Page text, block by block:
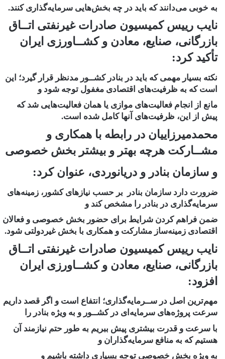
به خوبی می‌دانند که باید در چه بخش‌هایی سرمایه‌گذاری کنند.
نایب رییس کمیسیون صادرات غیرنفتی اتــاق
بازرگانی، صنایع، معادن و کشــاورزی ایران
تأکید کرد:
نکته بسیار مهمی که باید در بنادر کشــور مدنظر قرار گیرد؛ این
است که به ظرفیت‌های اقتصادی مغفول توجه شود و
مانع از انجام فعالیت‌های موازی یا همان فعالیت‌هایی شد که
پیش از این، ظرفیت‌های آنها کامل شده است.
محمدمیرزاییان در رابطه با همکاری و
مشــارکت هرچه بهتر و بیشتر بخش خصوصی
و سازمان بنادر و دریانوردی، عنوان کرد:
ضرورت دارد سازمان بنادر بر حسب نیازهای کشور، زمینه‌های
سرمایه‌گذاری در بنادر را مشخص کند و
ضمن فراهم کردن شرایط برای حضور بخش خصوصی و فعالان
اقتصادی زمینه‌ساز مشارکت و همکاری با بخش غیردولتی شود.
نایب رییس کمیسیون صادرات غیرنفتی اتــاق
بازرگانی، صنایع، معادن و کشــاورزی ایران
افزود:
مهم‌ترین اصل در ســرمایه‌گذاری؛ انتفاع است و اگر قصد داریم
سرعت پروژه‌های سرمایه‌ای در کشــور و به ویژه بنادر را
با سرعت و قدرت بیشتری پیش ببریم به طور حتم نیازمند آن
هستیم که به منافع سرمایه‌گذاران و
به ویژه بخش خصوصی توجه بسیاری داشته باشیم و